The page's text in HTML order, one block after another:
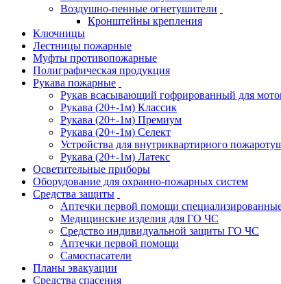
Воздушно-пенные огнетушители
Кронштейны крепления
Ключницы
Лестницы пожарные
Муфты противопожарные
Полиграфическая продукция
Рукава пожарные
Рукав всасывающий гофрированный для
Рукава (20+-1м) Классик
Рукава (20+-1м) Премиум
Рукава (20+-1м) Селект
Устройства для внутриквартирного
Рукава (20+-1м) Латекс
Осветительные приборы
Оборудование для охранно-пожарных систем
Средства защиты
Аптечки первой помощи
Медицинские изделия для ГО ЧС
Средство индивидуальной защиты ГО ЧС
Аптечки первой помощи
Самоспасатели
Планы эвакуации
Средства спасения